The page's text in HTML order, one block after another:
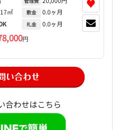
㎡
円
敷金 0.0ヶ月
礼金 0.0ヶ月
♥
合わせはこちら